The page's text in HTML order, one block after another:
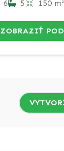
6 5 150 m²
ZOBRAZIŤ